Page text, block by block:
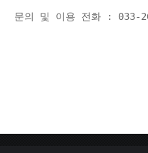
문의 및 이용 전화 : 033-